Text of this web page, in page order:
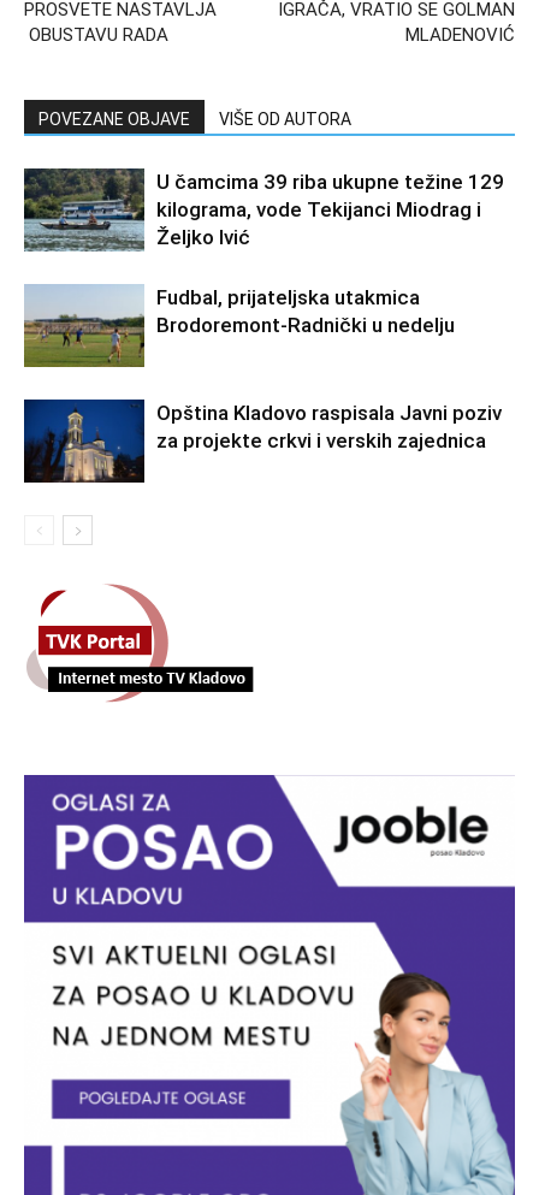
PROSVETE NASTAVLJA
OBUSTAVU RADA
IGRAČA, VRATIO SE GOLMAN
MLADENOVIĆ
POVEZANE OBJAVE VIŠE OD AUTORA
U čamcima 39 riba ukupne težine 129
kilograma, vode Tekijanci Miodrag i
Željko Ivić
Fudbal, prijateljska utakmica
Brodoremont-Radnički u nedelju
Opština Kladovo raspisala Javni poziv
za projekte crkvi i verskih zajednica